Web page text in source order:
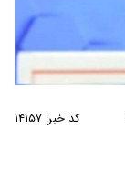
کد خبر: ۱۴۱۵۷